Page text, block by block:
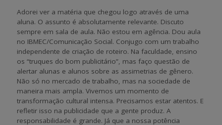
Adorei ver a matéria que chegou logo através de uma
aluna. O assunto é absolutamente relevante. Discuto
sempre em sala de aula. Não estou em agência. Dou aula
no IBMEC/Comunicação Social. Conjugo com um trabalho
independente de criação de roteiro. Na faculdade, ensino
os “truques do bom publicitário”, mas faço questão de
alertar alunas e alunos sobre as assimetrias de gênero.
Não só no mercado de trabalho, mas na sociedade de
maneira mais ampla. Vivemos um momento de
transformação cultural intensa. Precisamos estar atentos. E
refletir isso na publicidade que a gente produz. A
responsabilidade é grande. Já que a nossa potência